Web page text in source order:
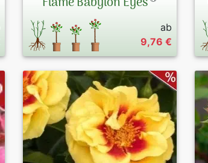
ab
9,76 €